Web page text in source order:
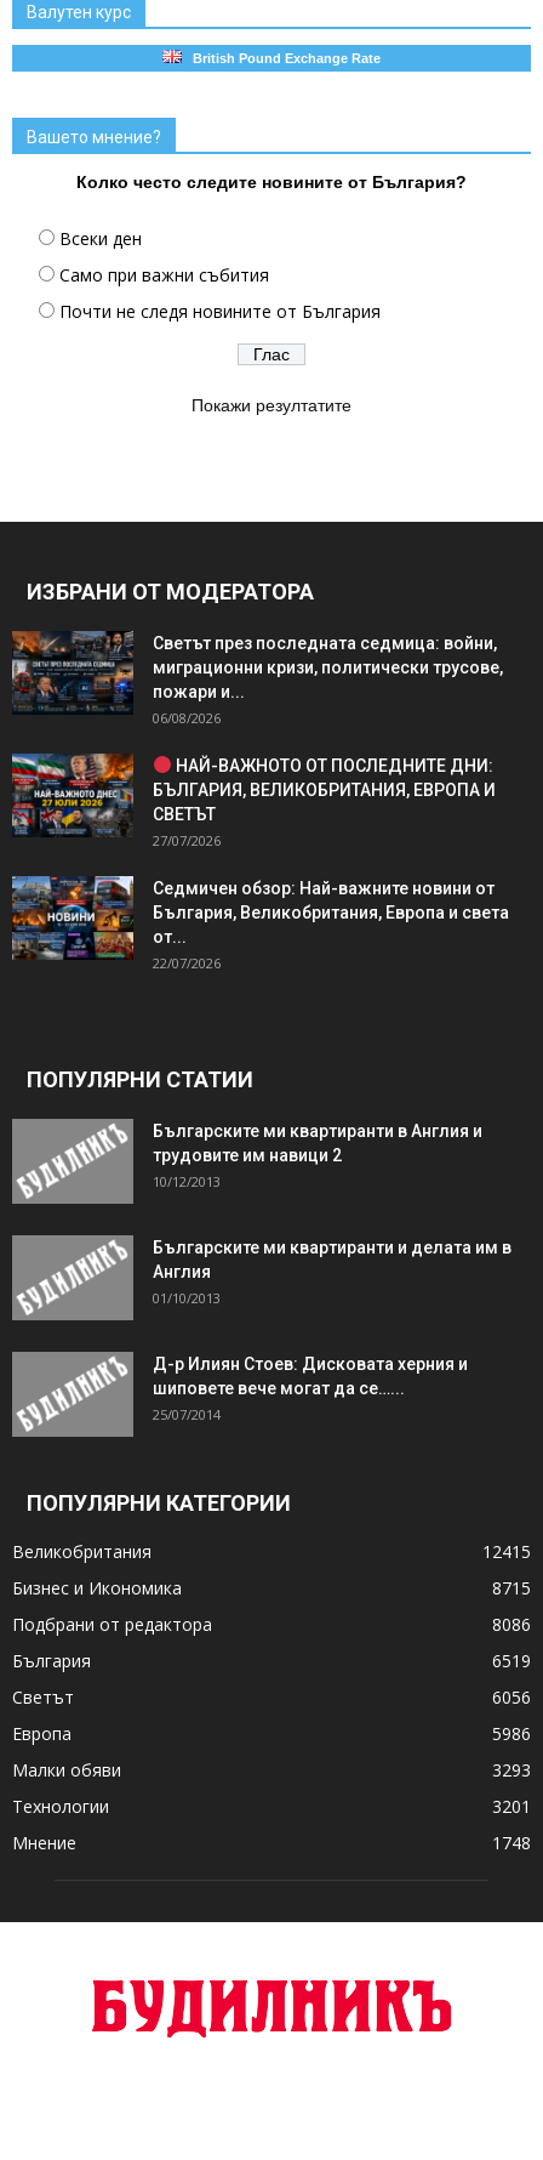
Валутен курс
British Pound Exchange Rate
Вашето мнение?
Колко често следите новините от България?
Всеки ден
Само при важни събития
Почти не следя новините от България
Покажи резултатите
ИЗБРАНИ ОТ МОДЕРАТОРА
Светът през последната седмица: войни,
миграционни кризи, политически трусове,
пожари и...
06/08/2026
НАЙ-ВАЖНОТО ОТ ПОСЛЕДНИТЕ ДНИ:
БЪЛГАРИЯ, ВЕЛИКОБРИТАНИЯ, ЕВРОПА И
СВЕТЪТ
27/07/2026
Седмичен обзор: Най-важните новини от
България, Великобритания, Европа и света
от...
22/07/2026
ПОПУЛЯРНИ СТАТИИ
Българските ми квартиранти в Англия и
трудовите им навици 2
10/12/2013
Българските ми квартиранти и делата им в
Англия
01/10/2013
Д-р Илиян Стоев: Дисковата херния и
шиповете вече могат да се…...
25/07/2014
ПОПУЛЯРНИ КАТЕГОРИИ
Великобритания
12415
Бизнес и Икономика
8715
Подбрани от редактора
8086
България
6519
Светът
6056
Европа
5986
Малки обяви
3293
Технологии
3201
Мнение
1748